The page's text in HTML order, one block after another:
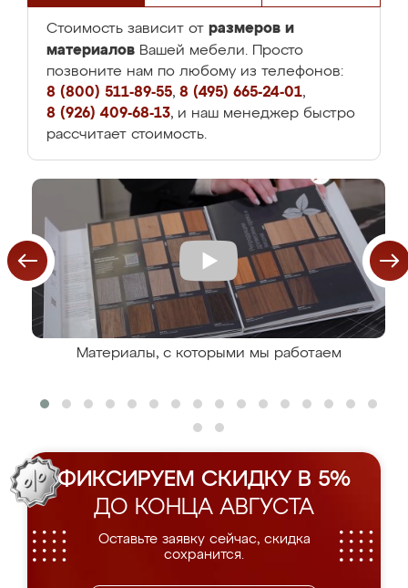
Стоимость зависит от размеров и
материалов Вашей мебели. Просто
позвоните нам по любому из телефонов:
8 (800) 511-89-55, 8 (495) 665-24-01,
8 (926) 409-68-13, и наш менеджер быстро
рассчитает стоимость.
Материалы, с которыми мы работаем
ФИКСИРУЕМ СКИДКУ В 5%
ДО КОНЦА АВГУСТА
Оставьте заявку сейчас, скидка
сохранится.